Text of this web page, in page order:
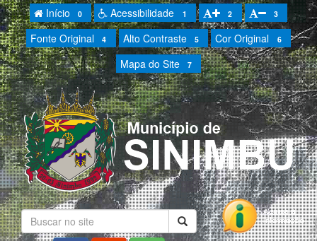
Início 0 Acessibilidade 1 2 3
Fonte Original 4 Alto Contraste 5 Cor Original 6
Mapa do Site 7